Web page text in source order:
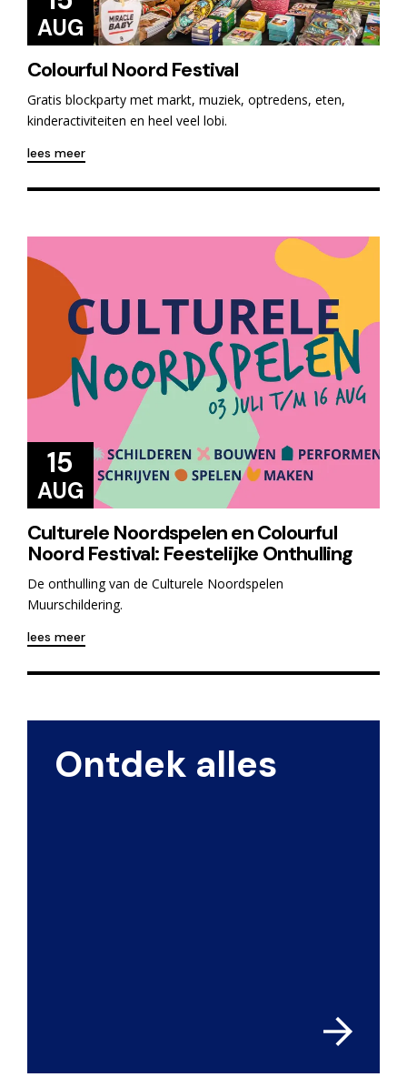
AUG
Colourful Noord Festival
Gratis blockparty met markt, muziek, optredens, eten,
kinderactiviteiten en heel veel lobi.
lees meer
15
AUG
Culturele Noordspelen en Colourful
Noord Festival: Feestelijke Onthulling
De onthulling van de Culturele Noordspelen
Muurschildering.
lees meer
Ontdek alles